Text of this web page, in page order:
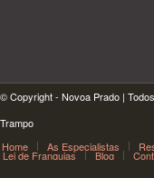
© Copyright - Novoa Prado |
Trampo
Home
As Especialistas
Lei de Franquias Blog